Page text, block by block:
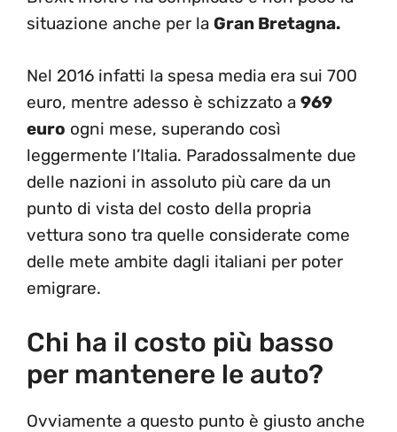
situazione anche per la Gran Bretagna.
Nel 2016 infatti la spesa media era sui 700
euro, mentre adesso è schizzato a 969
euro ogni mese, superando così
leggermente l’Italia. Paradossalmente due
delle nazioni in assoluto più care da un
punto di vista del costo della propria
vettura sono tra quelle considerate come
delle mete ambite dagli italiani per poter
emigrare.
Chi ha il costo più basso
per mantenere le auto?
Ovviamente a questo punto è giusto anche